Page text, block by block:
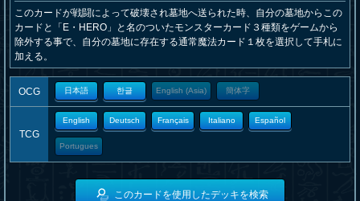
このカードが戦闘によって破壊され墓地へ送られた時、自分の墓地からこの
カードと「E・HERO」と名のついたモンスターカード３種類をゲームから
除外する事で、自分の墓地に存在する通常魔法カード１枚を選択して手札に
加える。
OCG 日本語 한글 English (Asia) 簡体字
TCG
English Deutsch Français Italiano Español
Portugues
このカードを使用したデッキを検索